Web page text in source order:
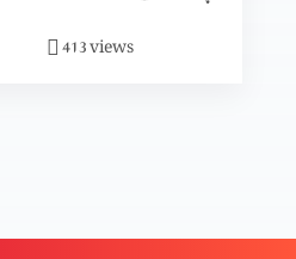
انبیاء و بزرگ – حزقی ایل (حصہ 2)
413views